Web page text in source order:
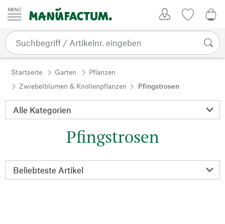
Zum Inhalt springen
Startseite Garten
Pflanzen
Zwiebelblumen & Knollenpflanzen
Pfingstrosen
Pfingstrosen